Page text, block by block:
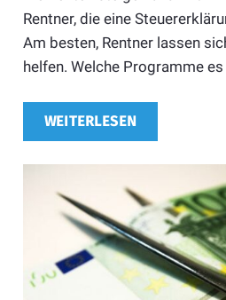
Rentner, die eine
Am besten, Rentner lassen
helfen. Welche Programme
WEITERLESEN